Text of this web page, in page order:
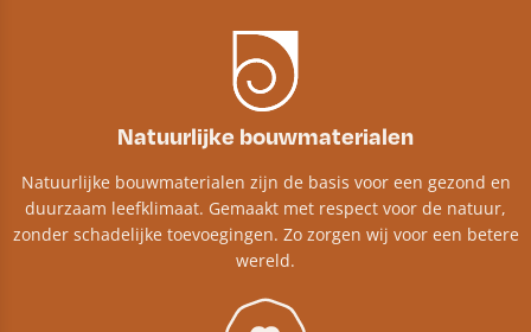
Natuurlijke bouwmaterialen
Natuurlijke bouwmaterialen zijn de basis voor een gezond en
duurzaam leefklimaat. Gemaakt met respect voor de natuur,
zonder schadelijke toevoegingen. Zo zorgen wij voor een betere
wereld.